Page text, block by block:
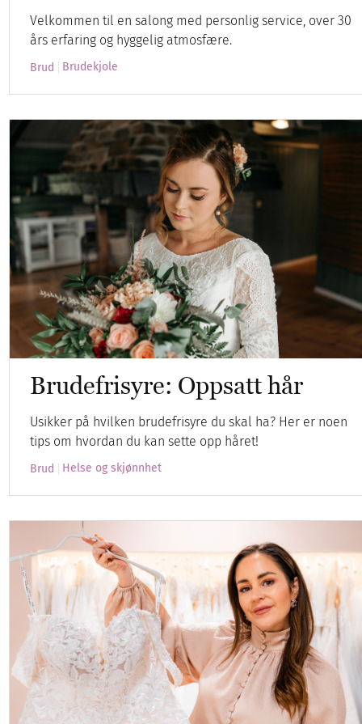
Velkommen til en salong med personlig service, over 30
års erfaring og hyggelig atmosfære.
Brud Brudekjole
Brudefrisyre: Oppsatt hår
Usikker på hvilken brudefrisyre du skal ha? Her er noen
tips om hvordan du kan sette opp håret!
Brud Helse og skjønnhet